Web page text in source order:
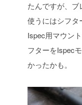
たんですが、ブ
使うにはシフタ
Ispec用マウント
フターをIspec
かったかも。